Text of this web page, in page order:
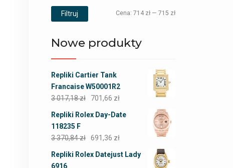
Filtruj Cena: 714 zł— 715 zł
Nowe produkty
Repliki Cartier Tank
Francaise W50001R2
3 017,18zł 701,66 zł
Repliki Rolex Day-Date
118235 F
3 370,84zł 691,36 zł
Repliki Rolex Datejust Lady
6916